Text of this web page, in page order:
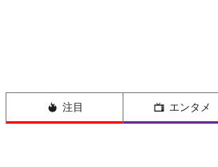
注目 エンタメ